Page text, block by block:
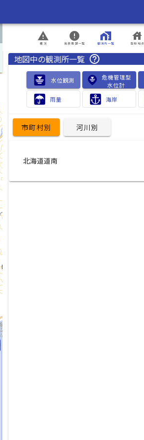
概況
report_problem
発表情報一覧
error
観測所一覧
home_work
登録地点
house
地図中の観測所一覧 help_outline
水位観測
危機管理型
水位計
雨量 海岸
市町村別 河川別
北海道道南